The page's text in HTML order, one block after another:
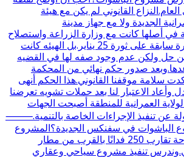
القانوني لم يكن مع هيئة
الجديدة ولا مع جهاز مدينة
أصلها كانت مع وزارة الزراعة واستصلاح
الأراضي في فترة سابقة على ثورة 25 يناير.بل الهيئه كانت
حل ولكن عدم وجود صفه لها في القضيه
صدور حكم نهائي من المحكمة
تأكدت سلامة موقفنا القانوني.هذا الحكم أنهى
الاعتبار لنا بعد حملات تشويه تعرضنا
الولاية العمرانية للمنطقة أصبحت الجهات
عن تنفيذ الإجراءات الخاصة بالتنمية.⸻
الباشوات في سفنكس الجديدة؟المشروع
مقام على مساحة تقارب 250 فدانًا بالقرب من مطار
تنفيذ مشروع سياحي وعقاري